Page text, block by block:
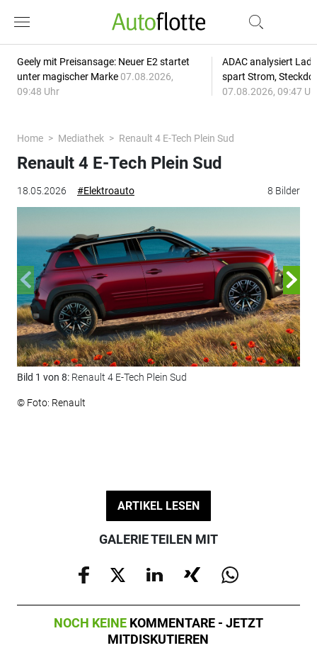
Geely mit Preisansage: Neuer E2 startet
unter magischer Marke 07.08.2026,
09:48 Uhr
ADAC analysiert
spart Strom,
07.08.2026, 09:47
Home Mediathek Renault 4 E-Tech Plein Sud
18.05.2026 #Elektroauto 8 Bilder
Renault 4 E-Tech Plein Sud
Bild 1 von 8: Renault 4 E-Tech Plein Sud
© Foto: Renault
ARTIKEL LESEN
GALERIE TEILEN MIT
NOCH KEINE KOMMENTARE - JETZT
MITDISKUTIEREN